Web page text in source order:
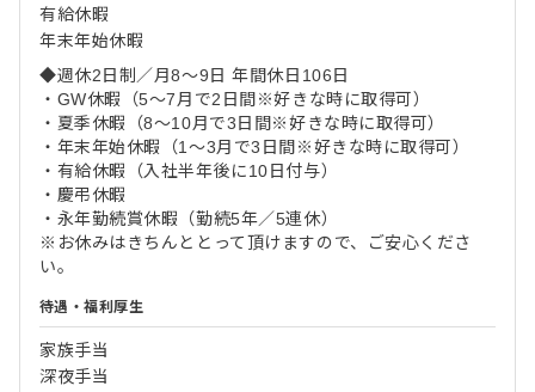
有給休暇
年末年始休暇
◆週休2日制／月8～9日 年間休日106日
・GW休暇（5～7月で2日間※好きな時に取得可）
・夏季休暇（8～10月で3日間※好きな時に取得可）
・年末年始休暇（1～3月で3日間※好きな時に取得可）
・有給休暇（入社半年後に10日付与）
・慶弔休暇
・永年勤続賞休暇（勤続5年／5連休）
※お休みはきちんととって頂けますので、ご安心くださ
い。
待遇・福利厚生
家族手当
深夜手当